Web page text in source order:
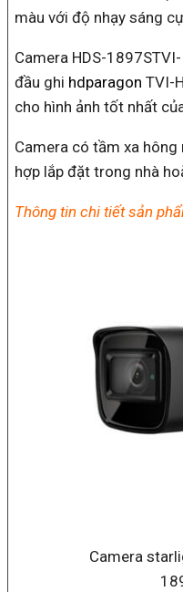
màu với độ nhạy sáng
Camera HDS-
đầu ghi hdparagon TVI-
cho hình ảnh tốt nhất
Camera có tầm xa
hợp lắp đặt trong nhà
Thông tin chi tiết sản
Camera